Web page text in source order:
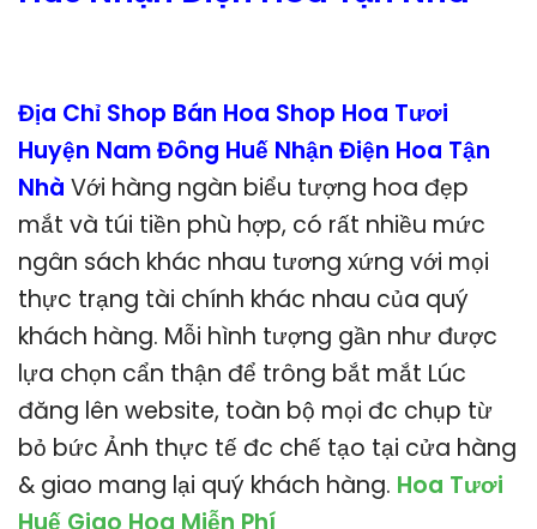
Địa Chỉ Shop Bán Hoa Shop Hoa Tươi
Huyện Nam Đông Huế Nhận Điện Hoa Tận
Nhà Với hàng ngàn biểu tượng hoa đẹp
mắt và túi tiền phù hợp, có rất nhiều mức
ngân sách khác nhau tương xứng với mọi
thực trạng tài chính khác nhau của quý
khách hàng. Mỗi hình tượng gần như được
lựa chọn cẩn thận để trông bắt mắt Lúc
đăng lên website, toàn bộ mọi đc chụp từ
bỏ bức Ảnh thực tế đc chế tạo tại cửa hàng
& giao mang lại quý khách hàng. Hoa Tươi